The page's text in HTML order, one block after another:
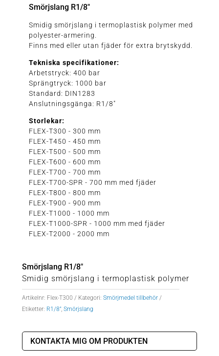
Smörjslang R1/8″
Smidig smörjslang i termoplastisk polymer med
polyester-armering.
Finns med eller utan fjäder för extra brytskydd.
Tekniska specifikationer:
Arbetstryck: 400 bar
Sprängtryck: 1000 bar
Standard: DIN1283
Anslutningsgänga: R1/8"
Storlekar:
FLEX-T300 - 300 mm
FLEX-T450 - 450 mm
FLEX-T500 - 500 mm
FLEX-T600 - 600 mm
FLEX-T700 - 700 mm
FLEX-T700-SPR - 700 mm med fjäder
FLEX-T800 - 800 mm
FLEX-T900 - 900 mm
FLEX-T1000 - 1000 mm
FLEX-T1000-SPR - 1000 mm med fjäder
FLEX-T2000 - 2000 mm
Smörjslang R1/8″
Smidig smörjslang i termoplastisk polymer
Artikelnr: Flex-T300 Kategori: Smörjmedel tillbehör
Etiketter: R1/8", Smörjslang
KONTAKTA MIG OM PRODUKTEN